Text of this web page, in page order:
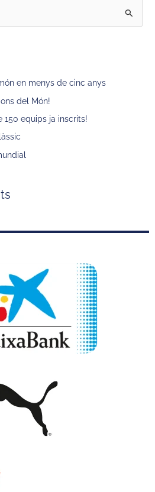
en menys de cinc anys
del Món!
150 equips ja inscrits!